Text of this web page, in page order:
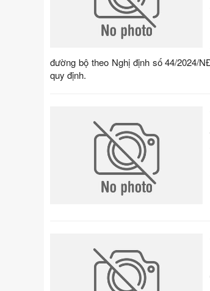
đường bộ theo Nghị định số 44/2024/
quy định.